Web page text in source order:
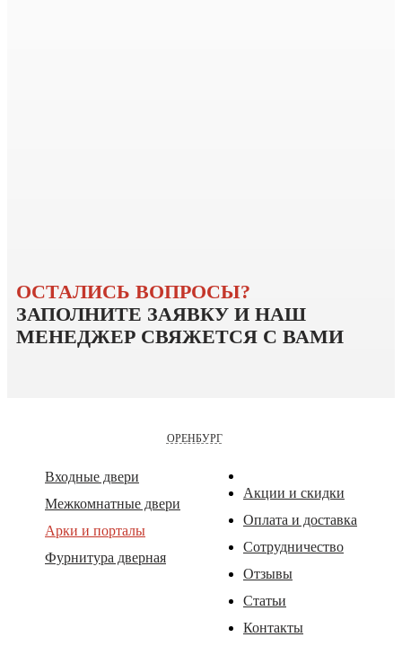
ОСТАЛИСЬ ВОПРОСЫ?
ЗАПОЛНИТЕ ЗАЯВКУ И НАШ
МЕНЕДЖЕР СВЯЖЕТСЯ С ВАМИ
ОРЕНБУРГ
Входные двери
Межкомнатные двери
Арки и порталы
Фурнитура дверная
Акции и скидки
Оплата и доставка
Сотрудничество
Отзывы
Статьи
Контакты